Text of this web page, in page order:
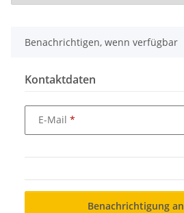
Benachrichtigen, wenn verfügbar
Kontaktdaten
E-Mail
Benachrichtigung